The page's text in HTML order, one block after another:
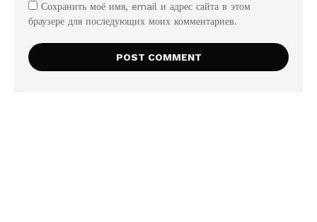
Сохранить моё имя, email и адрес сайта в этом
браузере для последующих моих комментариев.